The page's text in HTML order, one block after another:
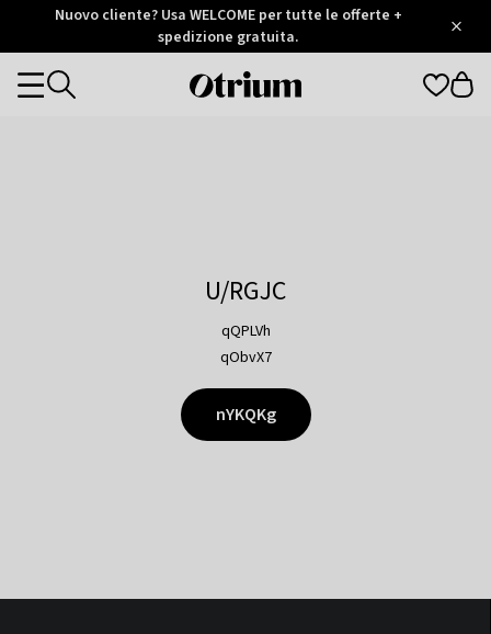
Otrium
Trustpilot
Nuovo cliente? Usa WELCOME per tutte le offerte +
spedizione gratuita.
Otrium
Categories
U/RGJC
qQPLVh
qObvX7
nYKQKg